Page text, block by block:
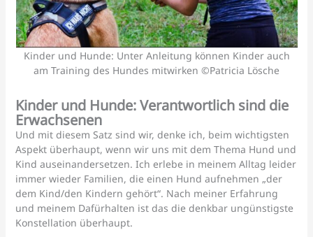
Kinder und Hunde: Unter Anleitung können Kinder auch
am Training des Hundes mitwirken ©Patricia Lösche
Kinder und Hunde: Verantwortlich sind die
Erwachsenen
Und mit diesem Satz sind wir, denke ich, beim wichtigsten
Aspekt überhaupt, wenn wir uns mit dem Thema Hund und
Kind auseinandersetzen. Ich erlebe in meinem Alltag leider
immer wieder Familien, die einen Hund aufnehmen „der
dem Kind/den Kindern gehört“. Nach meiner Erfahrung
und meinem Dafürhalten ist das die denkbar ungünstigste
Konstellation überhaupt.